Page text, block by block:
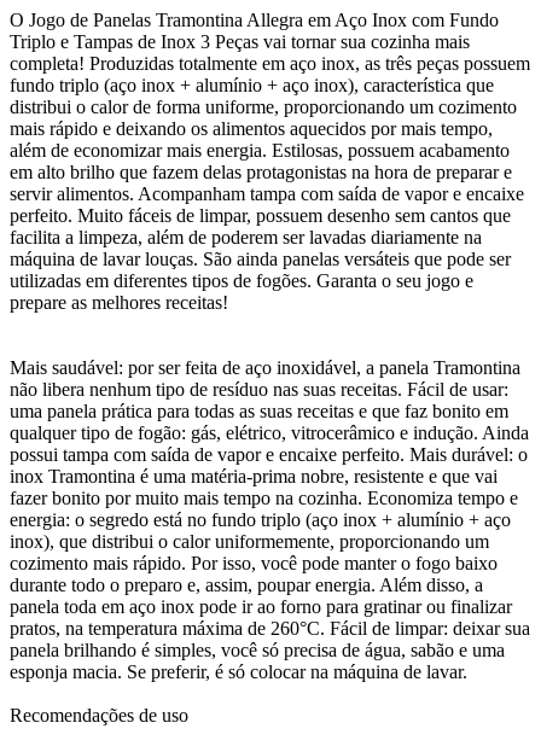
O Jogo de Panelas Tramontina Allegra em Aço Inox com Fundo
Triplo e Tampas de Inox 3 Peças vai tornar sua cozinha mais
completa! Produzidas totalmente em aço inox, as três peças possuem
fundo triplo (aço inox + alumínio + aço inox), característica que
distribui o calor de forma uniforme, proporcionando um cozimento
mais rápido e deixando os alimentos aquecidos por mais tempo,
além de economizar mais energia. Estilosas, possuem acabamento
em alto brilho que fazem delas protagonistas na hora de preparar e
servir alimentos. Acompanham tampa com saída de vapor e encaixe
perfeito. Muito fáceis de limpar, possuem desenho sem cantos que
facilita a limpeza, além de poderem ser lavadas diariamente na
máquina de lavar louças. São ainda panelas versáteis que pode ser
utilizadas em diferentes tipos de fogões. Garanta o seu jogo e
prepare as melhores receitas!
Mais saudável: por ser feita de aço inoxidável, a panela Tramontina
não libera nenhum tipo de resíduo nas suas receitas. Fácil de usar:
uma panela prática para todas as suas receitas e que faz bonito em
qualquer tipo de fogão: gás, elétrico, vitrocerâmico e indução. Ainda
possui tampa com saída de vapor e encaixe perfeito. Mais durável: o
inox Tramontina é uma matéria-prima nobre, resistente e que vai
fazer bonito por muito mais tempo na cozinha. Economiza tempo e
energia: o segredo está no fundo triplo (aço inox + alumínio + aço
inox), que distribui o calor uniformemente, proporcionando um
cozimento mais rápido. Por isso, você pode manter o fogo baixo
durante todo o preparo e, assim, poupar energia. Além disso, a
panela toda em aço inox pode ir ao forno para gratinar ou finalizar
pratos, na temperatura máxima de 260°C. Fácil de limpar: deixar sua
panela brilhando é simples, você só precisa de água, sabão e uma
esponja macia. Se preferir, é só colocar na máquina de lavar.
Recomendações de uso